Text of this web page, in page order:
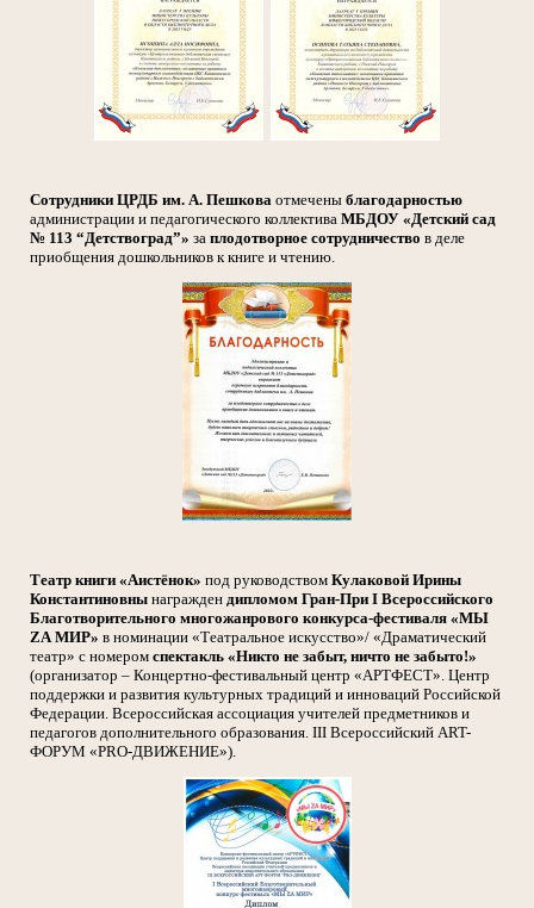
Сотрудники ЦРДБ им. А. Пешкова отмечены благодарностью
администрации и педагогического коллектива МБДОУ «Детский сад
№ 113 “Детствоград”» за плодотворное сотрудничество в деле
приобщения дошкольников к книге и чтению.
Театр книги «Аистёнок» под руководством Кулаковой Ирины
Константиновны награжден дипломом Гран-При I Всероссийского
Благотворительного многожанрового конкурса-фестиваля «МЫ
ZА МИР» в номинации «Театральное искусство»/ «Драматический
театр» с номером спектакль «Никто не забыт, ничто не забыто!»
(организатор – Концертно-фестивальный центр «АРТФЕСТ». Центр
поддержки и развития культурных традиций и инноваций Российской
Федерации. Всероссийская ассоциация учителей предметников и
педагогов дополнительного образования. III Всероссийский ART-
ФОРУМ «PRO-ДВИЖЕНИЕ»).